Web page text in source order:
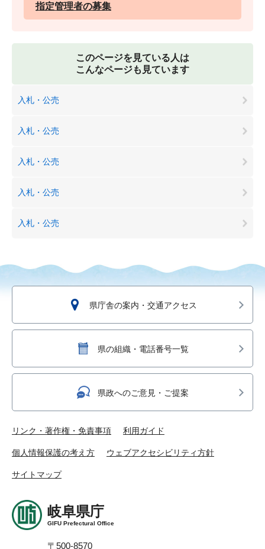
指定管理者の募集
このページを見ている人は
こんなページも見ています
入札・公売
入札・公売
入札・公売
入札・公売
入札・公売
県庁舎の案内・交通アクセス
県の組織・電話番号一覧
県政へのご意見・ご提案
リンク・著作権・免責事項 利用ガイド
個人情報保護の考え方 ウェブアクセシビリティ方針
サイトマップ
岐阜県庁
GIFU Prefectural Office
〒500-8570